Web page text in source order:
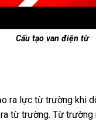
Cấu tạo van điện từ
ra lực từ trường khi
từ trường. Từ